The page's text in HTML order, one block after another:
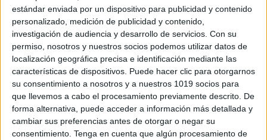
estándar enviada por un dispositivo para publicidad y contenido
personalizado, medición de publicidad y contenido,
investigación de audiencia y desarrollo de servicios. Con su
permiso, nosotros y nuestros socios podemos utilizar datos de
localización geográfica precisa e identificación mediante las
características de dispositivos. Puede hacer clic para otorgarnos
su consentimiento a nosotros y a nuestros 1019 socios para
que llevemos a cabo el procesamiento previamente descrito. De
forma alternativa, puede acceder a información más detallada y
cambiar sus preferencias antes de otorgar o negar su
consentimiento. Tenga en cuenta que algún procesamiento de
EDUCACIONAL que sirve como una poderosa
herramienta educativa y un recurso idóneo para
impartir clases de ajedrez, ya sea de manera guiada
o independiente. También perfecto para jugar en
familia. Los niños irán conociendo conceptos básicos
y avanzados y resolviendo retos matemáticos
relacionados con el ajedrez, familiarizándose de una
manera divertida y sin darse cuenta.